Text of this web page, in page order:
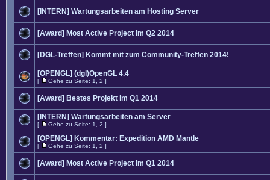
[INTERN] Wartungsarbeiten am Hosting Server
[Award] Most Active Project im Q2 2014
[DGL-Treffen] Kommt mit zum Community-Treffen 2014!
[OPENGL] (dgl)OpenGL 4.4
[ Gehe zu Seite: 1 2 ]
[Award] Bestes Projekt im Q1 2014
[INTERN] Wartungsarbeiten am Server
[ Gehe zu Seite: 1 2 ]
[OPENGL] Kommentar: Expedition AMD Mantle
[ Gehe zu Seite: 1 2 ]
[Award] Most Active Project im Q1 2014